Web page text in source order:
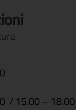
/ 15.00 – 18.00